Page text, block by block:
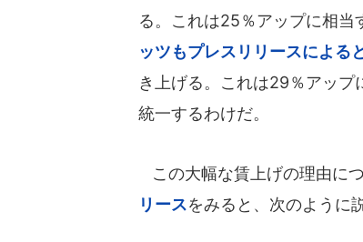
る。これは25％アップに相
ッツもプレスリリースによる
き上げる。これは29％アッ
統一するわけだ。
この大幅な賃上げの理由に
リースをみると、次のように